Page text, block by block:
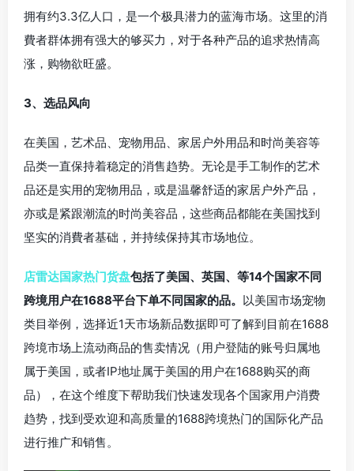
拥有约3.3亿人口，是一个极具潜力的蓝海市场。这里的消
費者群体拥有强大的够买力，对于各种产品的追求热情高
涨，购物欲旺盛。
3、选品风向
在美国，艺术品、宠物用品、家居户外用品和时尚美容等
品类一直保持着稳定的消售趋势。无论是手工制作的艺术
品还是实用的宠物用品，或是温馨舒适的家居户外产品，
亦或是紧跟潮流的时尚美容品，这些商品都能在美国找到
坚实的消費者基础，并持续保持其市场地位。
店雷达国家热门货盘包括了美国、英国、等14个国家不同
跨境用户在1688平台下单不同国家的品。 以美国市场宠物
类目举例，选择近1天市场新品数据即可了解到目前在1688
跨境市场上流动商品的售卖情况（用户登陆的账号归属地
属于美国，或者IP地址属于美国的用户在1688购买的商
品），在这个维度下帮助我们快速发现各个国家用户消费
趋势，找到受欢迎和高质量的1688跨境热门的国际化产品
进行推广和销售。